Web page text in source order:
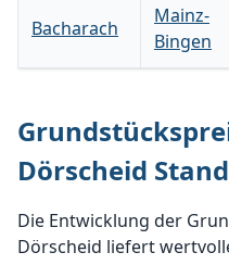
Bacharach
Mainz-
Bingen
Dörscheid
Die Entwicklung der
Dörscheid liefert